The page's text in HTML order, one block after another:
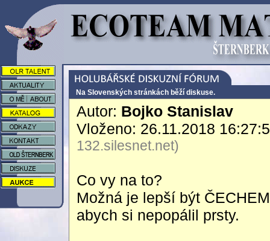
Na Slovenských stránkách běží diskuse.
Autor: Bojko Stanislav
Vloženo: 26.11.2018
132.silesnet.net)
Co vy na to?
Možná je lepší být
abych si nepopálil prsty.